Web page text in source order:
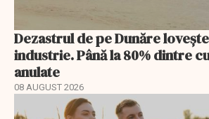
Dezastrul de pe Dunăre
industrie. Până la 80% dintre
anulate
08 AUGUST 2026